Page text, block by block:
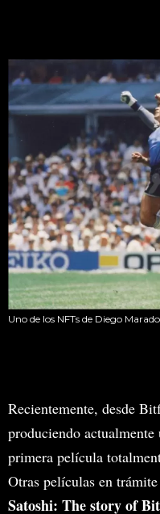
Uno de los NFTs de Diego
Recientemente, desde
produciendo
primera película
Otras películas en
Satoshi: The story of